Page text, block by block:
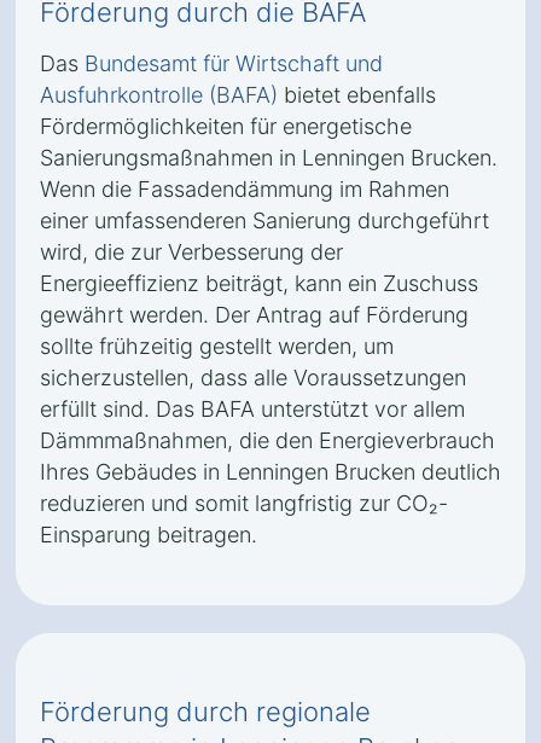
Förderung durch die BAFA
Das Bundesamt für Wirtschaft und
Ausfuhrkontrolle (BAFA) bietet ebenfalls
Fördermöglichkeiten für energetische
Sanierungsmaßnahmen in Lenningen Brucken.
Wenn die Fassadendämmung im Rahmen
einer umfassenderen Sanierung durchgeführt
wird, die zur Verbesserung der
Energieeffizienz beiträgt, kann ein Zuschuss
gewährt werden. Der Antrag auf Förderung
sollte frühzeitig gestellt werden, um
sicherzustellen, dass alle Voraussetzungen
erfüllt sind. Das BAFA unterstützt vor allem
Dämmmaßnahmen, die den Energieverbrauch
Ihres Gebäudes in Lenningen Brucken deutlich
reduzieren und somit langfristig zur CO₂-
Einsparung beitragen.
Förderung durch regionale